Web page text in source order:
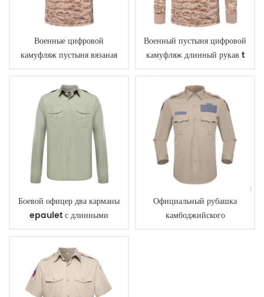
Военные цифровой
камуфляж пустыня вязаная
Военный пустыня цифровой
камуфляж длинный рукав t
Боевой офицер два карманы
epaulet с длинными
Официальный рубашка
камбоджийского